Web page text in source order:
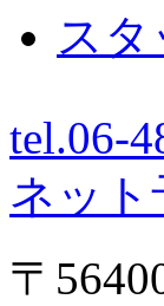
ス
tel.06-
ネット
〒